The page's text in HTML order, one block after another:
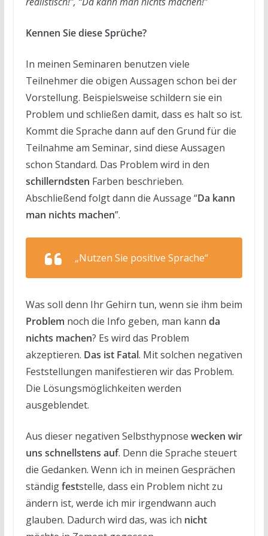
Kennen Sie diese Sprüche?
In meinen Seminaren benutzen viele
Teilnehmer die obigen Aussagen schon bei der
Vorstellung. Beispielsweise schildern sie ein
Problem und schließen damit, dass es halt so ist.
Kommt die Sprache dann auf den Grund für die
Teilnahme am Seminar, sind diese Aussagen
schon Standard. Das Problem wird in den
schillerndsten Farben beschrieben.
Abschließend folgt dann die Aussage “Da kann
man nichts machen”.
„Nutzen Sie positive Sprache“
Was soll denn Ihr Gehirn tun, wenn sie ihm beim
Problem noch die Info geben, man kann da
nichts machen? Es wird das Problem
akzeptieren. Das ist Fatal. Mit solchen negativen
Feststellungen manifestieren wir das Problem.
Die Lösungsmöglichkeiten werden
ausgeblendet.
Aus dieser negativen Selbsthypnose wecken wir
uns schnellstens auf. Denn die Sprache steuert
die Gedanken. Wenn ich in meinen Gesprächen
ständigfeststelle, dass ein Problem nicht zu
ändern ist, werde ich mir irgendwann auch
glauben. Dadurch wird das, was ich nicht